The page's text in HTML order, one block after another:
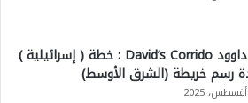
ممر داوود David’s Corrido : خطة ( إسرائيلية )
رسم خريطة (الشرق الأوسط)